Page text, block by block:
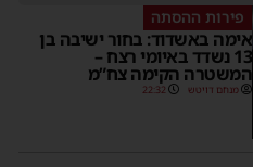
פירות ההסתה
אימה באשדוד: בחור ישיבה בן
13 נשדד באיומי רצח –
המשטרה הקימה צח”מ
מנחם דויטש 22:32